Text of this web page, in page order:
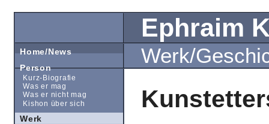
Ephraim
Werk/
Home/News
Person
Kurz-Biografie
Was er mag
Was er nicht mag
Kishon über sich
Werk